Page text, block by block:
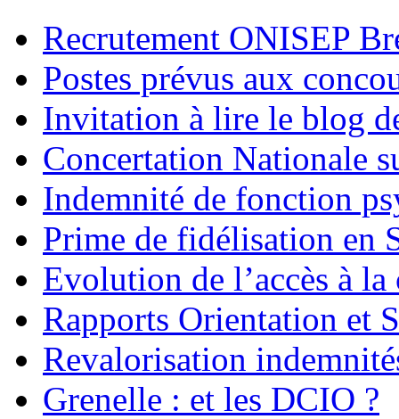
Recrutement ONISEP
Postes prévus aux
Invitation à lire le blog
Concertation Nationale
Indemnité de fonction
Prime de fidélisation en
Evolution de l’accès à
Rapports Orientation et
Revalorisation
Grenelle : et les DCIO ?